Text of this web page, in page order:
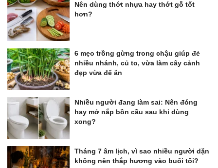
Nên dùng thớt nhựa hay thớt gỗ tốt
hơn?
6 mẹo trồng gừng trong chậu giúp đẻ
nhiều nhánh, củ to, vừa làm cây cảnh
đẹp vừa để ăn
Nhiều người đang làm sai: Nên đóng
hay mở nắp bồn cầu sau khi dùng
xong?
Tháng 7 âm lịch, vì sao nhiều người dặn
không nên thắp hương vào buổi tối?